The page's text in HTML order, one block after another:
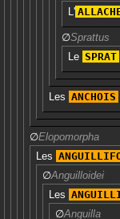
L'
∅Sprattus
Le SPRAT
Les ANCHOIS
∅Elopomorpha
Les
∅Anguilloidei
Les
∅Anguilla